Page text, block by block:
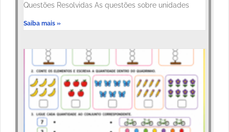
Questões Resolvidas As questões sobre unidades
Saiba mais »